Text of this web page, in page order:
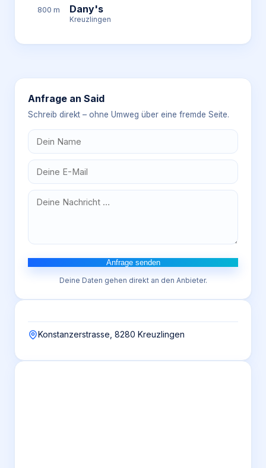
800 m Dany's
Kreuzlingen
Anfrage an Said
Schreib direkt – ohne Umweg über eine fremde Seite.
Anfrage senden
Deine Daten gehen direkt an den Anbieter.
Konstanzerstrasse, 8280 Kreuzlingen